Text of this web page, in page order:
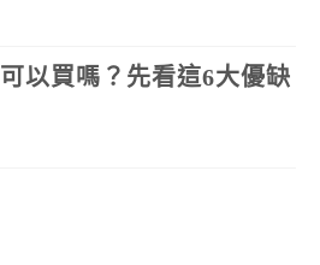
以買嗎？先看這6大優缺